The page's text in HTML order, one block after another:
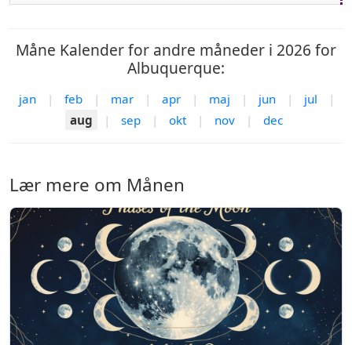
Måne Kalender for andre måneder i 2026 for
Albuquerque:
jan | feb | mar | apr | maj | jun | jul
|
aug
| sep | okt | nov | dec
Lær mere om Månen